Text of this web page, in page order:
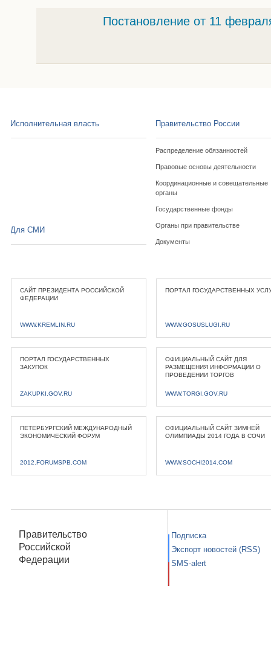
Постановление от 11
Исполнительная власть Правительство России
Распределение обязанностей
Правовые основы деятельности
Координационные и совещательные
органы
Государственные фонды
Органы при правительстве
Документы
Для СМИ
САЙТ ПРЕЗИДЕНТА РОССИЙСКОЙ
ФЕДЕРАЦИИ
WWW.KREMLIN.RU
ПОРТАЛ ГОСУДАРСТВЕННЫХ
WWW.GOSUSLUGI.RU
ПОРТАЛ ГОСУДАРСТВЕННЫХ
ЗАКУПОК
ZAKUPKI.GOV.RU
ОФИЦИАЛЬНЫЙ САЙТ ДЛЯ
РАЗМЕЩЕНИЯ ИНФОРМАЦИИ О
ПРОВЕДЕНИИ ТОРГОВ
WWW.TORGI.GOV.RU
ПЕТЕРБУРГСКИЙ МЕЖДУНАРОДНЫЙ
ЭКОНОМИЧЕСКИЙ ФОРУМ
2012.FORUMSPB.COM
ОФИЦИАЛЬНЫЙ САЙТ ЗИМНЕЙ
ОЛИМПИАДЫ 2014 ГОДА В СОЧИ
WWW.SOCHI2014.COM
Правительство
Российской
Федерации
Подписка
Экспорт новостей (RSS)
SMS-alert